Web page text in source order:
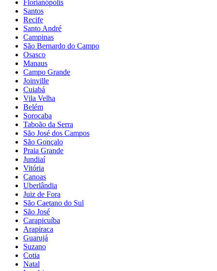
Florianópolis
Santos
Recife
Santo André
Campinas
São Bernardo do Campo
Osasco
Manaus
Campo Grande
Joinville
Cuiabá
Vila Velha
Belém
Sorocaba
Taboão da Serra
São José dos Campos
São Gonçalo
Praia Grande
Jundiaí
Vitória
Canoas
Uberlândia
Juiz de Fora
São Caetano do Sul
São José
Carapicuíba
Arapiraca
Guarujá
Suzano
Cotia
Natal